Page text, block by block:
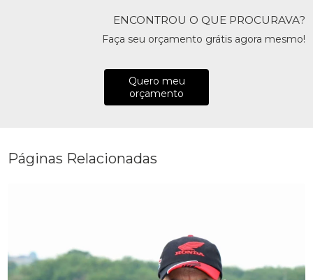
ENCONTROU O QUE PROCURAVA?
Faça seu orçamento grátis agora mesmo!
Quero meu
orçamento
Páginas Relacionadas